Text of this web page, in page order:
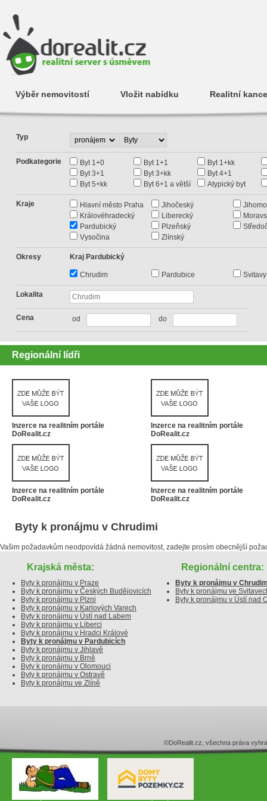
Výběr nemovitostí Vložit nabídku Realitní
Typ
Podkategorie Byt 1+0 Byt 1+1
Byt 1+kk
Byt 3+1
Byt 3+kk
Byt 4+1
Byt 5+kk
Byt 6+1 a větší Atypický byt
Kraje Hlavní město Praha Jihočeský
Královéhradecký
Liberecký
Pardubický
Plzeňský
Vysočina
Zlínský
Okresy Kraj Pardubický
Chrudim Pardubice Svitavy
Lokalita
Cena od do
Regionální lídři
Inzerce na realitním portále
DoRealit.cz
Inzerce na realitním portále
DoRealit.cz
Inzerce na realitním portále
DoRealit.cz
Inzerce na realitním portále
DoRealit.cz
Byty k pronájmu v Chrudimi
Vašim požadavkům neodpovídá žádná nemovitost, zadejte prosím obecnější
Krajská města:
Byty k pronájmu v Praze
Byty k pronájmu v Českých Budějovicích
Byty k pronájmu v Plzni
Byty k pronájmu v Karlových Varech
Byty k pronájmu v Ústí nad Labem
Byty k pronájmu v Liberci
Byty k pronájmu v Hradci Králové
Byty k pronájmu v Pardubicích
Byty k pronájmu v Jihlavě
Byty k pronájmu v Brně
Byty k pronájmu v Olomouci
Byty k pronájmu v Ostravě
Byty k pronájmu ve Zlíně
Regionální centra:
Byty k pronájmu v
Byty k pronájmu ve
Byty k pronájmu v Ústí nad
©DoRealit.cz, všechna práva